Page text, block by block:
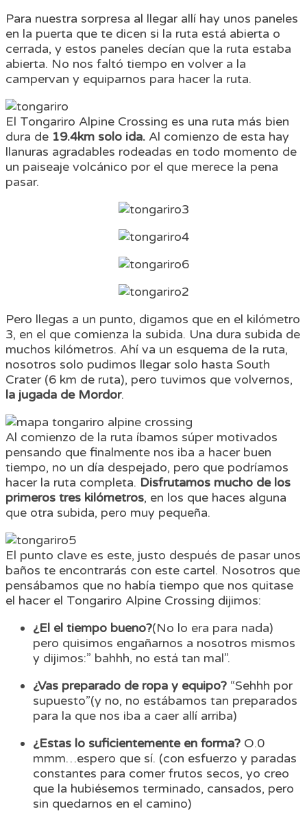
Para nuestra sorpresa al llegar allí hay unos paneles
en la puerta que te dicen si la ruta está abierta o
cerrada, y estos paneles decían que la ruta estaba
abierta. No nos faltó tiempo en volver a la
campervan y equiparnos para hacer la ruta.
El Tongariro Alpine Crossing es una ruta más bien
dura de 19.4km solo ida. Al comienzo de esta hay
llanuras agradables rodeadas en todo momento de
un paiseaje volcánico por el que merece la pena
pasar.
Pero llegas a un punto, digamos que en el kilómetro
3, en el que comienza la subida. Una dura subida de
muchos kilómetros. Ahí va un esquema de la ruta,
nosotros solo pudimos llegar solo hasta South
Crater (6 km de ruta), pero tuvimos que volvernos,
la jugada de Mordor.
Al comienzo de la ruta íbamos súper motivados
pensando que finalmente nos iba a hacer buen
tiempo, no un día despejado, pero que podríamos
hacer la ruta completa. Disfrutamos mucho de los
primeros tres kilómetros, en los que haces alguna
que otra subida, pero muy pequeña.
El punto clave es este, justo después de pasar unos
baños te encontrarás con este cartel. Nosotros que
pensábamos que no había tiempo que nos quitase
el hacer el Tongariro Alpine Crossing dijimos:
¿El el tiempo bueno?(No lo era para nada)
pero quisimos engañarnos a nosotros mismos
y dijimos:” bahhh, no está tan mal”.
¿Vas preparado de ropa y equipo? “Sehhh por
supuesto”(y no, no estábamos tan preparados
para la que nos iba a caer allí arriba)
¿Estas lo suficientemente en forma? O.0
mmm…espero que sí. (con esfuerzo y paradas
constantes para comer frutos secos, yo creo
que la hubiésemos terminado, cansados, pero
sin quedarnos en el camino)